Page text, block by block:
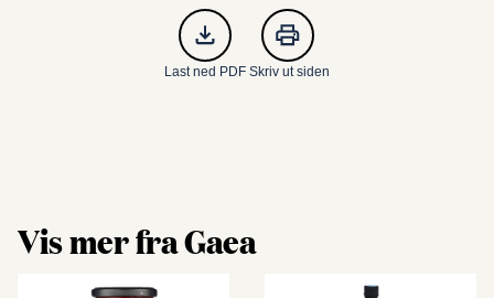
Last ned PDF Skriv ut siden
Vis mer fra Gaea